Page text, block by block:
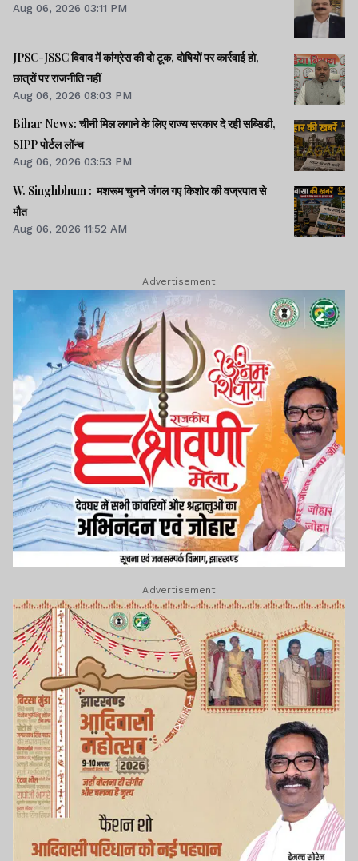
Aug 06, 2026 03:11 PM
JPSC-JSSC विवाद में कांग्रेस की दो टूक, दोषियों पर कार्रवाई हो,
छात्रों पर राजनीति नहीं
Aug 06, 2026 08:03 PM
Bihar News: चीनी मिल लगाने के लिए राज्य सरकार दे रही सब्सिडी,
SIPP पोर्टल लॉन्च
Aug 06, 2026 03:53 PM
W. Singhbhum : मशरूम चुनने जंगल गए किशोर की वज्रपात से
मौत
Aug 06, 2026 11:52 AM
Advertisement
Advertisement